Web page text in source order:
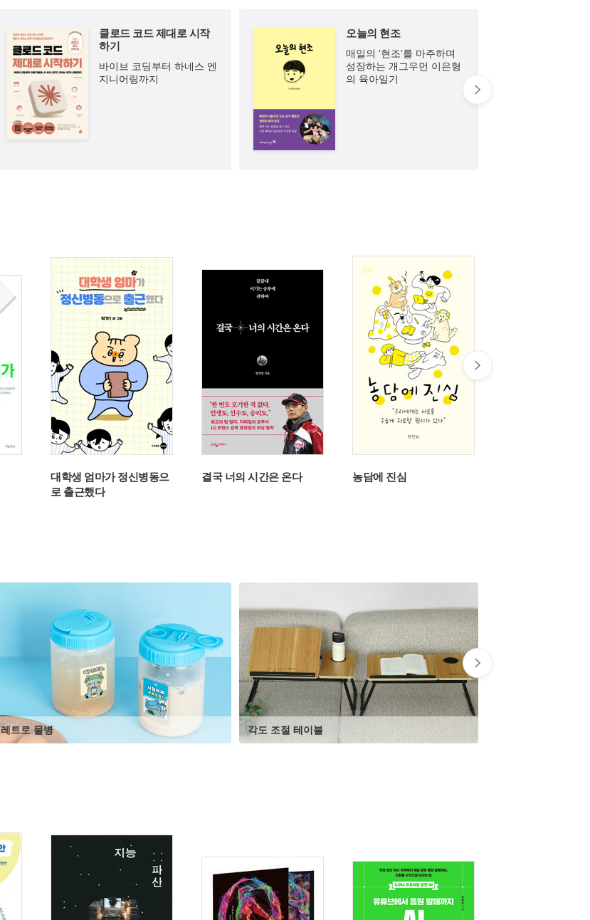
클로드 코드 제대로 시작
하기
바이브 코딩부터 하네스 엔
지니어링까지
오늘의 현조
매일의 '현조'를 마주하며
성장하는 개그우먼 이은형
의 육아일기
대학생 엄마가 정신병동으
로 출근했다
결국 너의 시간은 온다 농담에 진심
레트로 물병 각도 조절 테이블